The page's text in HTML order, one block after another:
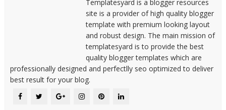
Templatesyard is a blogger resources
site is a provider of high quality blogger
template with premium looking layout
and robust design. The main mission of
templatesyard is to provide the best
quality blogger templates which are
professionally designed and perfectlly seo optimized to deliver
best result for your blog.